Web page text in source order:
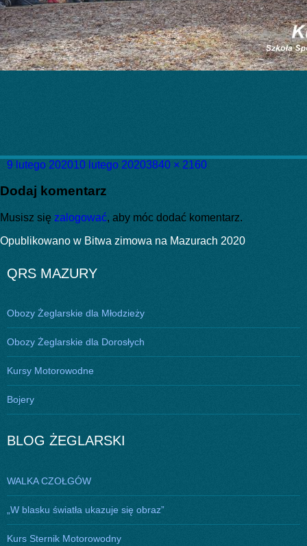
Data
9 lutego 202010 lutego 2020Pełny
3840 × 2160
Dodaj komentarz
Musisz się zalogować, aby móc dodać komentarz.
Nawigacja
Opublikowano w Bitwa zimowa na Mazurach 2020
QRS MAZURY
Obozy Żeglarskie dla Młodzieży
Obozy Żeglarskie dla Dorosłych
Kursy Motorowodne
Bojery
BLOG ŻEGLARSKI
WALKA CZOŁGÓW
„W blasku światła ukazuje się obraz”
Kurs Sternik Motorowodny